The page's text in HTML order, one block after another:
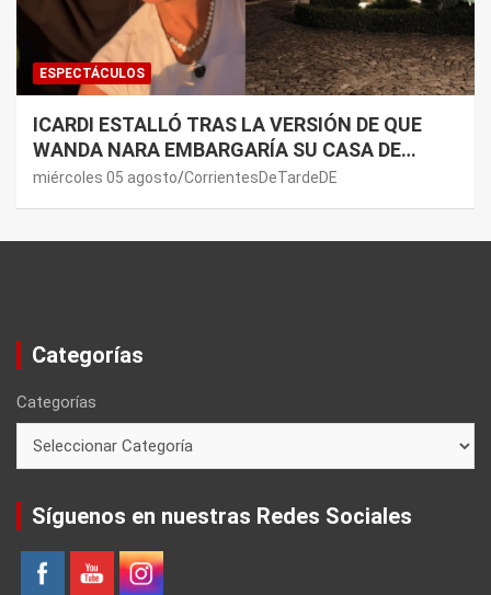
ESPECTÁCULOS
ICARDI ESTALLÓ TRAS LA VERSIÓN DE QUE
WANDA NARA EMBARGARÍA SU CASA DE
NORDELTA: “NECESITAN RASCAR DE ALGÚN
miércoles 05 agosto CorrientesDeTardeDE
Categorías
Categorías
Síguenos en nuestras Redes Sociales